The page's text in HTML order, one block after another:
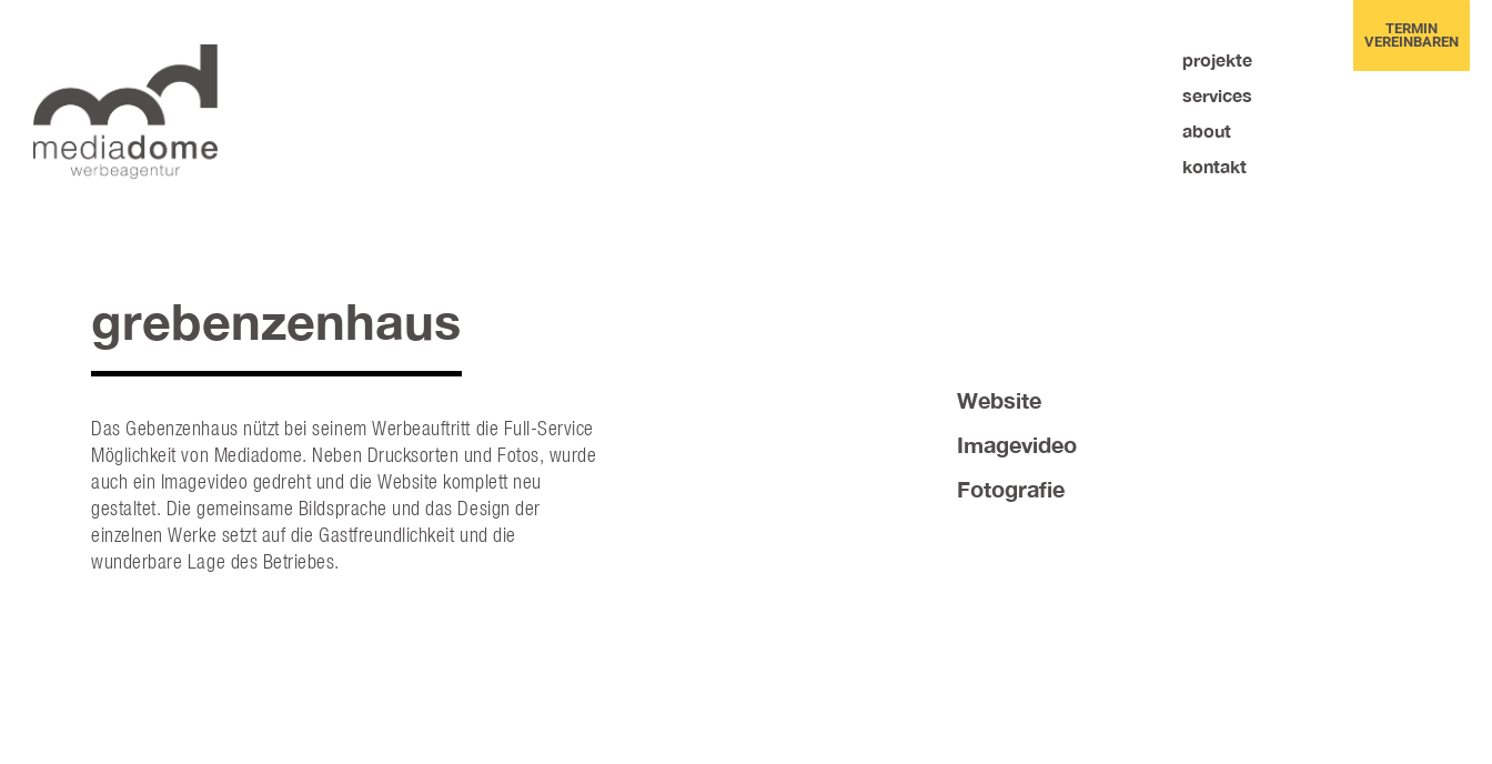
projekte
services
about
kontakt
TERMIN
VEREINBAREN
grebenzenhaus
Das Gebenzenhaus nützt bei seinem Werbeauftritt die Full-Service
Möglichkeit von Mediadome. Neben Drucksorten und Fotos, wurde
auch ein Imagevideo gedreht und die Website komplett neu
gestaltet. Die gemeinsame Bildsprache und das Design der
einzelnen Werke setzt auf die Gastfreundlichkeit und die
wunderbare Lage des Betriebes.
Website
Imagevideo
Fotografie